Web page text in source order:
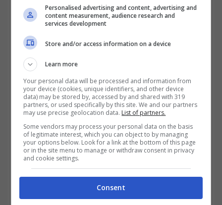
Anche per i cittadini che percepiscono la
pensione, il mese di dicembre sarà davvero
interessante. Chi lavora come dipendente,
infatti, probabilmente
Bonus Natale, un contributo dall’importo
massimo di 100 euro che verrà erogato
insieme alla tredicesima mensilità, prevista
proprio per fine anno. Per i pensionati, però,
la gioia sarà doppia: non solo verrà
accreditato l’importo della pensione, ma
anche una cifra doppia edun bonus da ben
Personalised advertising and content, advertising and
content measurement, audience research and
services development
Store and/or access information on a device
Learn more
Your personal data will be processed and information from
your device (cookies, unique identifiers, and other device
data) may be stored by, accessed by and shared with 319
partners, or used specifically by this site. We and our partners
may use precise geolocation data. List of partners.
Some vendors may process your personal data on the basis
of legitimate interest, which you can object to by managing
your options below. Look for a link at the bottom of this page
or in the site menu to manage or withdraw consent in privacy
and cookie settings.
Consent